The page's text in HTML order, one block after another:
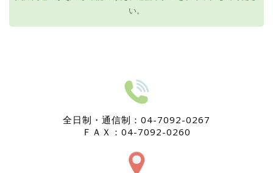
い。
全日制・通信制：04-7092-0267
ＦＡＸ：04-7092-0260